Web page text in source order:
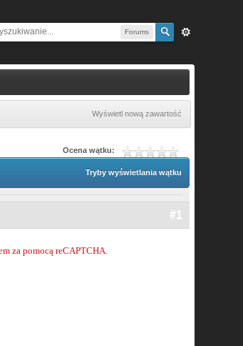
Forums
Wyświetl nową zawartość
Ocena wątku:
Tryby wyświetlania wątku
#1
za pomocą reCAPTCHA.